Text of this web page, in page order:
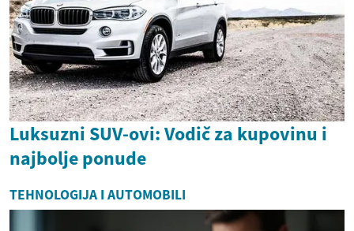
Luksuzni SUV-ovi: Vodič za kupovinu i
najbolje ponude
TEHNOLOGIJA I AUTOMOBILI